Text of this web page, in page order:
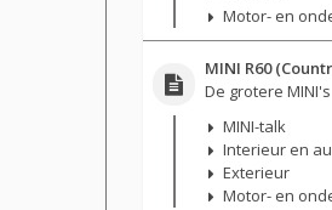
Motor- en
MINI R60
De grotere MINI's
MINI-talk
Interieur en
Exterieur
Motor- en